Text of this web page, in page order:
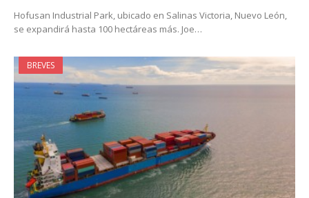
Hofusan Industrial Park, ubicado en Salinas Victoria, Nuevo León,
se expandirá hasta 100 hectáreas más. Joe…
BREVES